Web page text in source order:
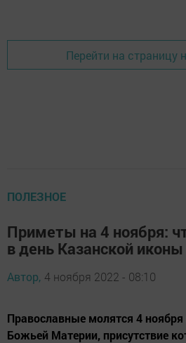
Перейти на страницу
ПОЛЕЗНОЕ
Приметы на 4 ноября:
в день Казанской
Автор, 4 ноября 2022 - 08:10
Православные молятся 4 ноября
Божьей Материи, присутствие